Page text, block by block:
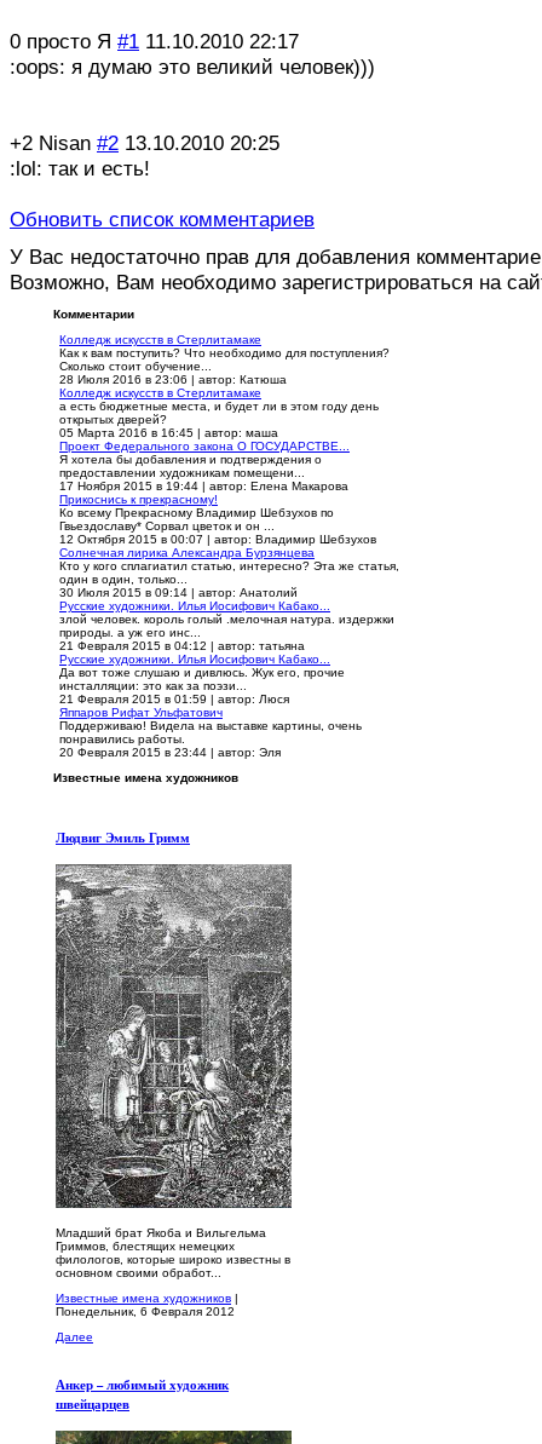
0 просто Я #1 11.10.2010 22:17
:oops: я думаю это великий человек)))
+2 Nisan #2 13.10.2010 20:25
:lol: так и есть!
Обновить список комментариев
У Вас недостаточно прав для добавления
Возможно, Вам необходимо зарегистрироваться на
Комментарии
Колледж искусств в Стерлитамаке
Как к вам поступить? Что необходимо для поступления?
Сколько стоит обучение...
28 Июля 2016 в 23:06 | автор: Катюша
Колледж искусств в Стерлитамаке
а есть бюджетные места, и будет ли в этом году день
открытых дверей?
05 Марта 2016 в 16:45 | автор: маша
Проект Федерального закона О ГОСУДАРСТВЕ...
Я хотела бы добавления и подтверждения о
предоставлении художникам помещени...
17 Ноября 2015 в 19:44 | автор: Елена Макарова
Прикоснись к прекрасному!
Ко всему Прекрасному Владимир Шебзухов по
Гвьездославу* Сорвал цветок и он ...
12 Октября 2015 в 00:07 | автор: Владимир Шебзухов
Солнечная лирика Александра Бурзянцева
Кто у кого сплагиатил статью, интересно? Эта же статья,
один в один, только...
30 Июля 2015 в 09:14 | автор: Анатолий
Русские художники. Илья Иосифович Кабако...
злой человек. король голый .мелочная натура. издержки
природы. а уж его инс...
21 Февраля 2015 в 04:12 | автор: татьяна
Русские художники. Илья Иосифович Кабако...
Да вот тоже слушаю и дивлюсь. Жук его, прочие
инсталляции: это как за поэзи...
21 Февраля 2015 в 01:59 | автор: Люся
Яппаров Рифат Ульфатович
Поддерживаю! Видела на выставке картины, очень
понравились работы.
20 Февраля 2015 в 23:44 | автор: Эля
Известные имена художников
Людвиг Эмиль Гримм
Младший брат Якоба и Вильгельма
Гриммов, блестящих немецких
филологов, которые широко известны в
основном своими обработ...
Известные имена художников |
Понедельник, 6 Февраля 2012
Далее
Анкер – любимый художник
швейцарцев